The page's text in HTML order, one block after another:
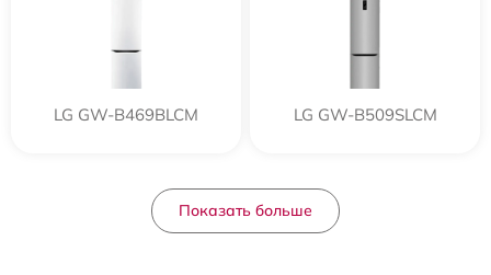
LG GW-B469BLCM LG GW-B509SLCM
Показать больше